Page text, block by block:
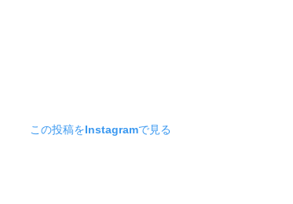
この投稿をInstagramで見る